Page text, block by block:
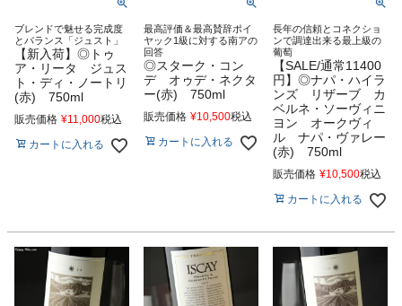
ブレンドで魅せる完成度
とバランス「ジュスト」
【新入荷】◎トゥ
ア・リータ ジュス
ト・ディ・ノートリ
(赤) 750ml
販売価格 ¥11,000税込
カートに入れる
最高評価＆最高賛辞ポイ
ヤック1級に対する南アの
回答
◎スターク・コン
デ オゥデ・ネクタ
ー(赤) 750ml
販売価格 ¥10,500税込
カートに入れる
長年の信頼とコネクショ
ンで調達出来る最上級の
葡萄
【SALE/通常11400
円】◎ナパ・ハイラ
ンズ リザーブ カ
ベルネ・ソーヴィニ
ヨン オークヴィ
ル ナパ・ヴァレー
(赤) 750ml
販売価格 ¥10,500税込
カートに入れる